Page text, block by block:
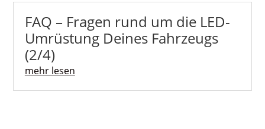
FAQ – Fragen rund um die LED-
Umrüstung Deines Fahrzeugs
(2/4)
mehr lesen